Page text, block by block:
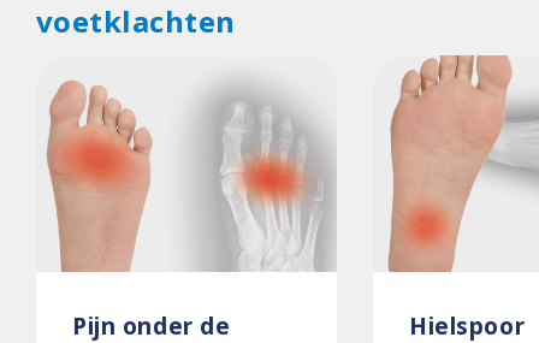
voetklachten
Pijn onder de
Hielspoor